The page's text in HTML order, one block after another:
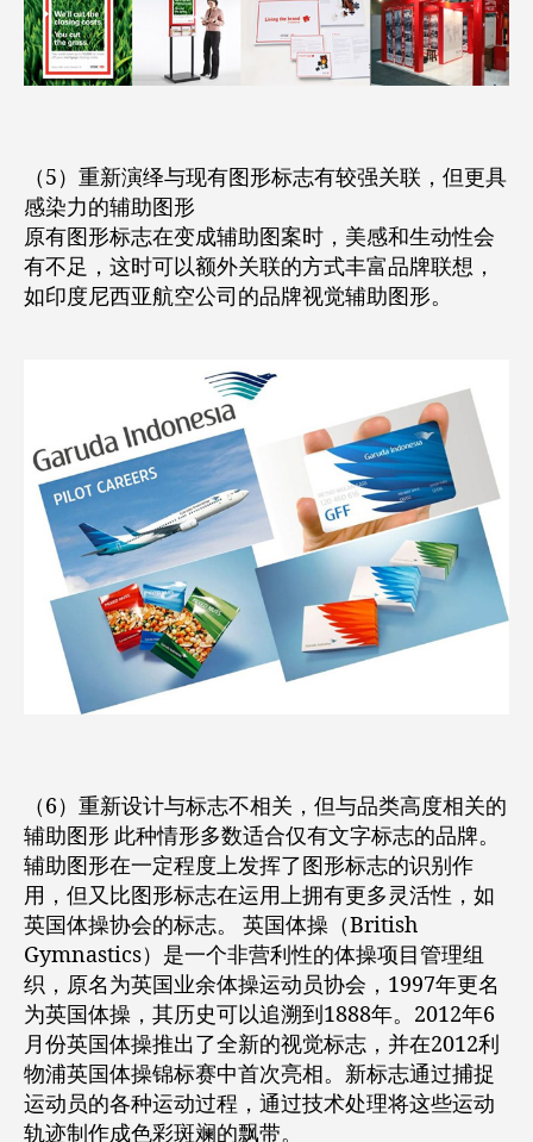
（5）重新演绎与现有图形标志有较强关联，但更具
感染力的辅助图形
原有图形标志在变成辅助图案时，美感和生动性会
有不足，这时可以额外关联的方式丰富品牌联想，
如印度尼西亚航空公司的品牌视觉辅助图形。
（6）重新设计与标志不相关，但与品类高度相关的
辅助图形 此种情形多数适合仅有文字标志的品牌。
辅助图形在一定程度上发挥了图形标志的识别作
用，但又比图形标志在运用上拥有更多灵活性，如
英国体操协会的标志。 英国体操（British
Gymnastics）是一个非营利性的体操项目管理组
织，原名为英国业余体操运动员协会，1997年更名
为英国体操，其历史可以追溯到1888年。2012年6
月份英国体操推出了全新的视觉标志，并在2012利
物浦英国体操锦标赛中首次亮相。新标志通过捕捉
运动员的各种运动过程，通过技术处理将这些运动
轨迹制作成色彩斑斓的飘带。